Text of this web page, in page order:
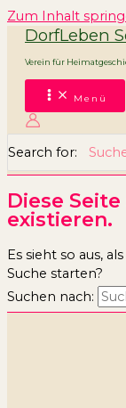
Zum Inhalt
DorfLeben
Verein für
Menü
Search for:
Diese
existieren.
Es sieht so aus,
Suche starten?
Suchen nach: